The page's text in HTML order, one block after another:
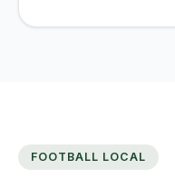
FOOTBALL LOCAL